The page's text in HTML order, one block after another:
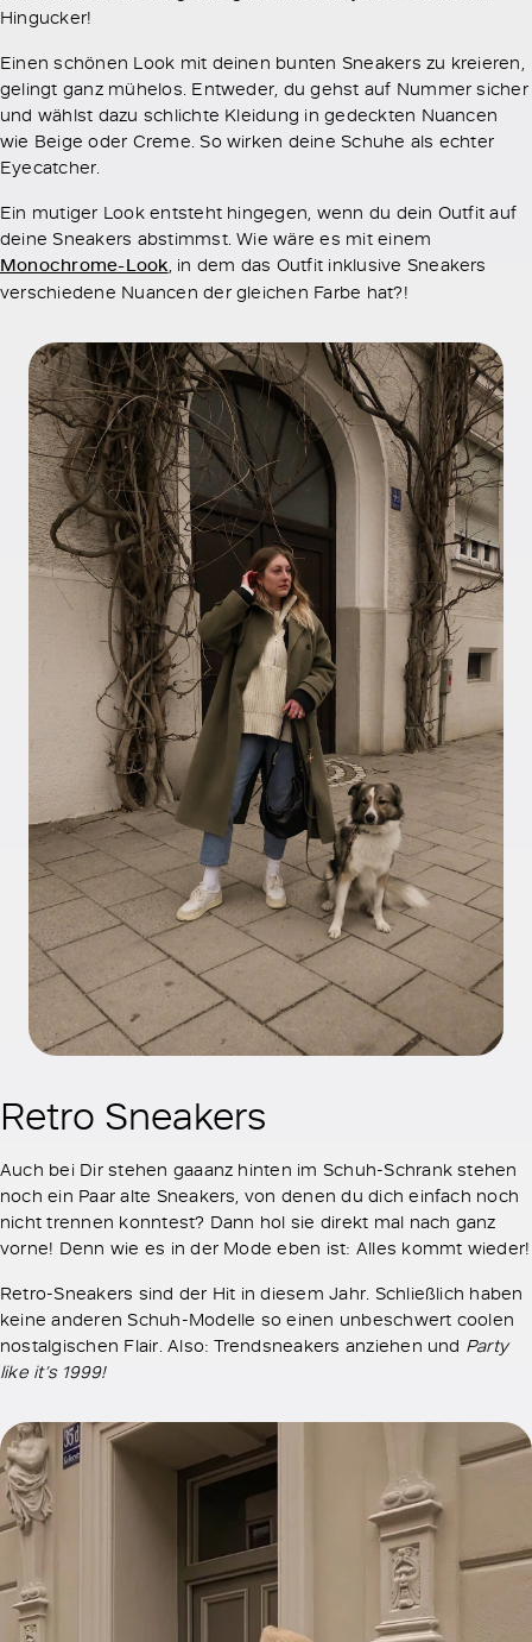
Hingucker!
Einen schönen Look mit deinen bunten Sneakers zu kreieren,
gelingt ganz mühelos. Entweder, du gehst auf Nummer sicher
und wählst dazu schlichte Kleidung in gedeckten Nuancen
wie Beige oder Creme. So wirken deine Schuhe als echter
Eyecatcher.
Ein mutiger Look entsteht hingegen, wenn du dein Outfit auf
deine Sneakers abstimmst. Wie wäre es mit einem
Monochrome-Look , in dem das Outfit inklusive Sneakers
verschiedene Nuancen der gleichen Farbe hat?!
Retro Sneakers
Auch bei Dir stehen gaaanz hinten im Schuh-Schrank stehen
noch ein Paar alte Sneakers, von denen du dich einfach noch
nicht trennen konntest? Dann hol sie direkt mal nach ganz
vorne! Denn wie es in der Mode eben ist: Alles kommt wieder!
Retro-Sneakers sind der Hit in diesem Jahr. Schließlich haben
keine anderen Schuh-Modelle so einen unbeschwert coolen
nostalgischen Flair. Also: Trendsneakers anziehen und Party
like it’s 1999!